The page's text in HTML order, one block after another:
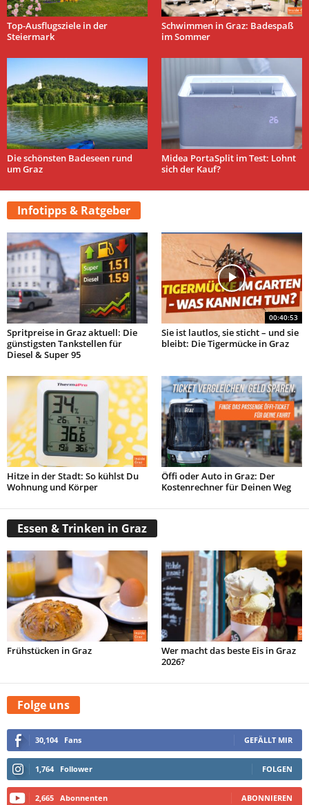
Top-Ausflugsziele in der
Steiermark
Schwimmen in Graz: Badespaß
im Sommer
Die schönsten Badeseen rund
um Graz
Midea PortaSplit im Test: Lohnt
sich der Kauf?
Infotipps & Ratgeber
Spritpreise in Graz aktuell: Die
günstigsten Tankstellen für
Diesel & Super 95
00:40:53
Sie ist lautlos, sie sticht – und sie
bleibt: Die Tigermücke in Graz
Hitze in der Stadt: So kühlst Du
Wohnung und Körper
Öffi oder Auto in Graz: Der
Kostenrechner für Deinen Weg
Essen & Trinken in Graz
Frühstücken in Graz
Wer macht das beste Eis in Graz
2026?
Folge uns
30,104 Fans GEFÄLLT MIR
1,764 Follower FOLGEN
2,665 Abonnenten ABONNIEREN